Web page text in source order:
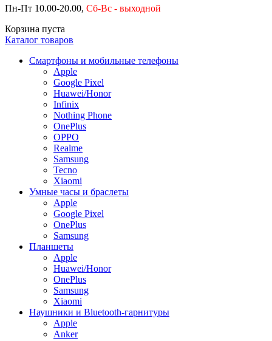
Пн-Пт 10.00-20.00, Сб-Вс - выходной
Корзина пуста
Каталог товаров
Смартфоны и мобильные телефоны
Apple
Google Pixel
Huawei/Honor
Infinix
Nothing Phone
OnePlus
OPPO
Realme
Samsung
Tecno
Xiaomi
Умные часы и браслеты
Apple
Google Pixel
OnePlus
Samsung
Планшеты
Apple
Huawei/Honor
OnePlus
Samsung
Xiaomi
Наушники и Bluetooth-гарнитуры
Apple
Anker